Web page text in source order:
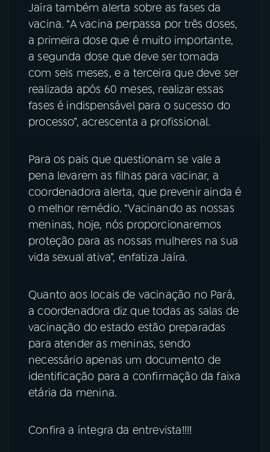
Jaíra também alerta sobre as fases da
vacina. “A vacina perpassa por três doses,
a primeira dose que é muito importante,
a segunda dose que deve ser tomada
com seis meses, e a terceira que deve ser
realizada após 60 meses, realizar essas
fases é indispensável para o sucesso do
processo”, acrescenta a profissional.
Para os pais que questionam se vale a
pena levarem as filhas para vacinar, a
coordenadora alerta, que prevenir ainda é
o melhor remédio. “Vacinando as nossas
meninas, hoje, nós proporcionaremos
proteção para as nossas mulheres na sua
vida sexual ativa”, enfatiza Jaíra.
Quanto aos locais de vacinação no Pará,
a coordenadora diz que todas as salas de
vacinação do estado estão preparadas
para atender as meninas, sendo
necessário apenas um documento de
identificação para a confirmação da faixa
etária da menina.
Confira a íntegra da entrevista!!!!